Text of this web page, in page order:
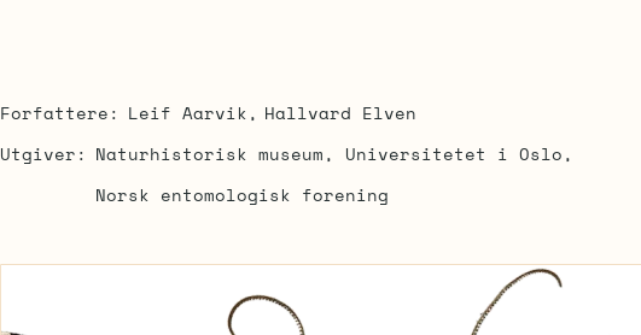
Forfattere Leif Aarvik
Hallvard Elven
Utgiver
Naturhistorisk museum, Universitetet i Oslo
Norsk entomologisk forening